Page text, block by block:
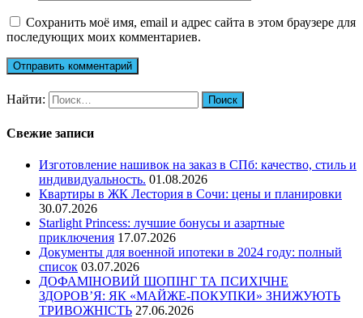
Сохранить моё имя, email и адрес сайта в этом браузере для
последующих моих комментариев.
Найти:
Свежие записи
Изготовление нашивок на заказ в СПб: качество, стиль и
индивидуальность. 01.08.2026
Квартиры в ЖК Лестория в Сочи: цены и планировки
30.07.2026
Starlight Princess: лучшие бонусы и азартные
приключения 17.07.2026
Документы для военной ипотеки в 2024 году: полный
список 03.07.2026
ДОФАМІНОВИЙ ШОПІНГ ТА ПСИХІЧНЕ
ЗДОРОВ’Я: ЯК «МАЙЖЕ-ПОКУПКИ» ЗНИЖУЮТЬ
ТРИВОЖНІСТЬ 27.06.2026